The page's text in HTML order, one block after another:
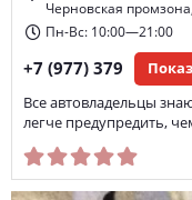
Черновская
Пн-Вс: 10:00—21:00
+7 (977) 379
Все автовладельцы
легче предупредить,